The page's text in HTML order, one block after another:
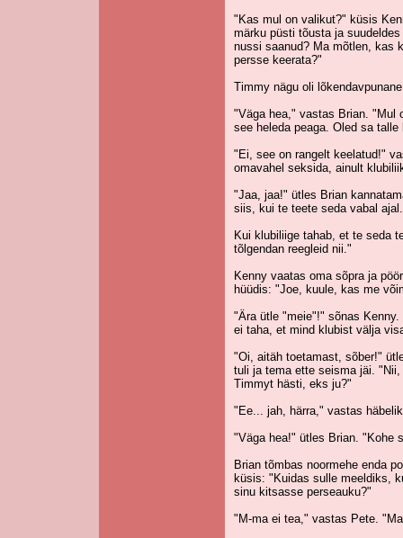
"Kas mul on valikut?" küsis
märku püsti tõusta ja
nussi saanud? Ma mõtlen, kas
persse keerata?"
Timmy nägu oli
"Väga hea," vastas Brian. "Mul
see heleda peaga. Oled sa talle
"Ei, see on rangelt keelatud!"
omavahel seksida, ainult
"Jaa, jaa!" ütles Brian
siis, kui te teete seda vabal ajal.
Kui klubiliige tahab, et te seda
tõlgendan reegleid nii."
Kenny vaatas oma sõpra ja
hüüdis: "Joe, kuule, kas me
"Ära ütle "meie"!" sõnas
ei taha, et mind klubist välja
"Oi, aitäh toetamast, sõber!"
tuli ja tema ette seisma jäi.
Timmyt hästi, eks ju?"
"Ee... jah, härra," vastas
"Väga hea!" ütles Brian. "Kohe
Brian tõmbas noormehe enda
küsis: "Kuidas sulle meeldiks,
sinu kitsasse perseauku?"
"M-ma ei tea," vastas Pete.